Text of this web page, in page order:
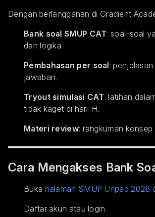
Dengan berlangganan di Gradient
Bank soal SMUP CAT: soal-soal
dan logika.
Pembahasan per soal:
jawaban.
Tryout simulasi CAT: latihan
tidak kaget di hari-H.
Materi review: rangkuman
Cara Mengakses Bank
Buka halaman SMUP Unpad 2026
Daftar akun atau login